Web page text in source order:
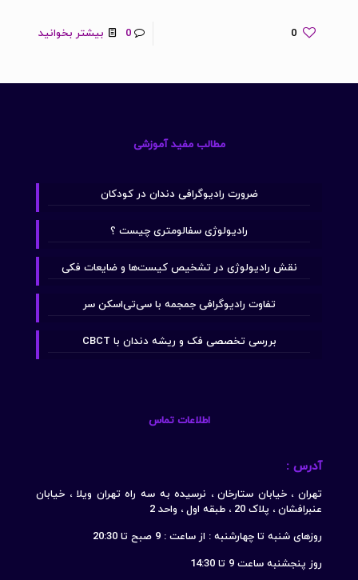
0
0 بیشتر بخوانید
مطالب مفید آموزشی
ضرورت رادیوگرافی دندان در کودکان
رادیولوژی سفالومتری چیست ؟
نقش رادیولوژی در تشخیص کیست‌ها و ضایعات فکی
تفاوت رادیوگرافی جمجمه با سی‌تی‌اسکن سر
بررسی تخصصی فک و ریشه دندان با CBCT
اطلاعات تماس
آدرس :
تهران ، خیابان ستارخان ، نرسیده به سه راه تهران ویلا ، خیابان
عنبرافشان ، پلاک 20 ، طبقه اول ، واحد 2
روزهای شنبه تا چهارشنبه : از ساعت : 9 صبح تا 20:30
روز پنجشنبه ساعت 9 تا 14:30